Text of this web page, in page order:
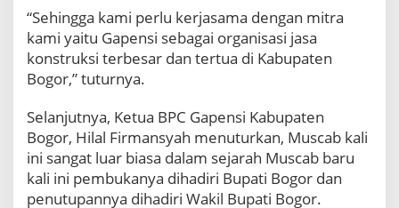
p
a
t
d
a
M
s
“Sehingga kami perlu kerjasama dengan mitra
kami yaitu Gapensi sebagai organisasi jasa
konstruksi terbesar dan tertua di Kabupaten
Bogor,” tuturnya.
Selanjutnya, Ketua BPC Gapensi Kabupaten
Bogor, Hilal Firmansyah menuturkan, Muscab kali
ini sangat luar biasa dalam sejarah Muscab baru
kali ini pembukanya dihadiri Bupati Bogor dan
penutupannya dihadiri Wakil Bupati Bogor.